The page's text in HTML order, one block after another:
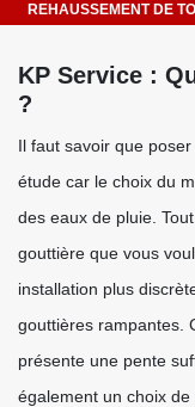
REHAUSSEMENT DE
KP Service :
?
Il faut savoir que
étude car le choix du
des eaux de pluie.
gouttière que vous
installation plus
gouttières rampantes.
présente une pente
également un choix